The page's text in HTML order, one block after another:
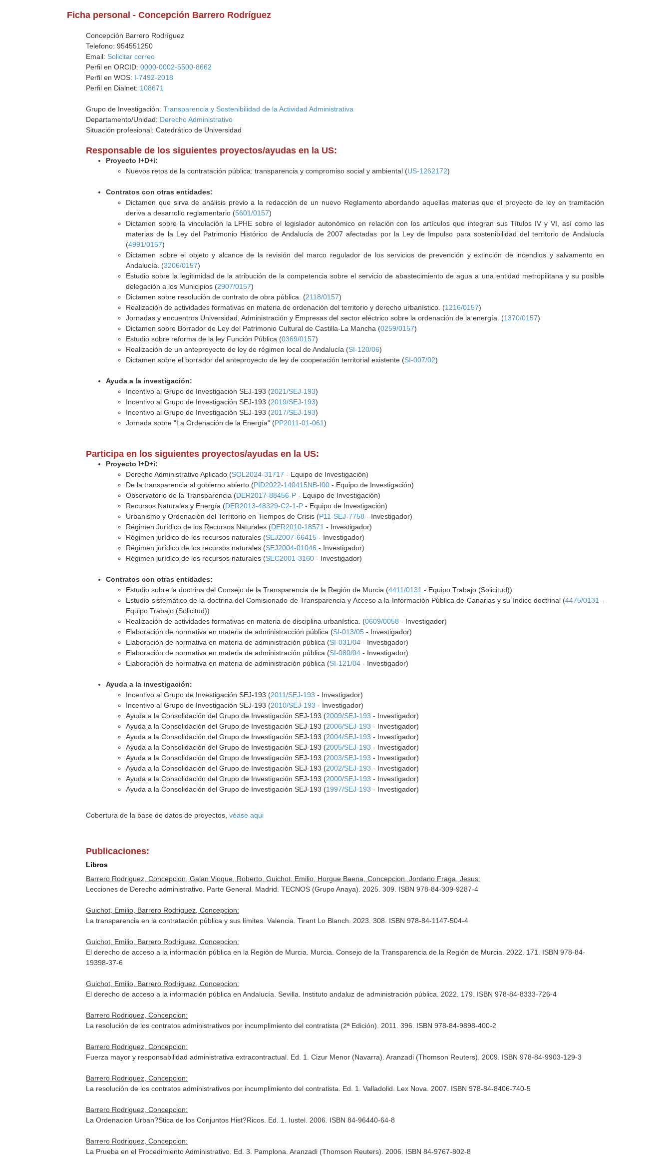
Ficha personal - Concepción Barrero Rodríguez
Concepción Barrero Rodríguez
Telefono: 954551250
Email: Solicitar correo
Perfil en ORCID:0000-0002-5500-8662
Perfil en WOS: I-7492-2018
Perfil en Dialnet: 108671
Grupo de Investigación:Transparencia y Sostenibilidad de la Actividad Administrativa
Departamento/Unidad: Derecho Administrativo
Situación profesional: Catedrático de Universidad
Responsable de los siguientes proyectos/ayudas en la US:
Proyecto I+D+i:
Nuevos retos de la contratación pública: transparencia y compromiso social y ambiental (US-1262172)
Contratos con otras entidades:
Dictamen que sirva de análisis previo a la redacción de un nuevo Reglamento abordando aquellas materias que el proyecto de ley en tramitación
deriva a desarrollo reglamentario (5601/0157)
Dictamen sobre la vinculación la LPHE sobre el legislador autonómico en relación con los artículos que integran sus Títulos IV y VI, así como las
materias de la Ley del Patrimonio Histórico de Andalucía de 2007 afectadas por la Ley de Impulso para sostenibilidad del territorio de Andalucía
(4991/0157)
Dictamen sobre el objeto y alcance de la revisión del marco regulador de los servicios de prevención y extinción de incendios y salvamento en
Andalucía. (3206/0157)
Estudio sobre la legitimidad de la atribución de la competencia sobre el servicio de abastecimiento de agua a una entidad metropilitana y su posible
delegación a los Municipios (2907/0157)
Dictamen sobre resolución de contrato de obra pública. (2118/0157)
Realización de actividades formativas en materia de ordenación del territorio y derecho urbanístico. (1216/0157)
Jornadas y encuentros Universidad, Administración y Empresas del sector eléctrico sobre la ordenación de la energía. (1370/0157)
Dictamen sobre Borrador de Ley del Patrimonio Cultural de Castilla-La Mancha (0259/0157)
Estudio sobre reforma de la ley Función Pública (0369/0157)
Realización de un anteproyecto de ley de régimen local de Andalucía (SI-120/06)
Dictamen sobre el borrador del anteproyecto de ley de cooperación territorial existente (SI-007/02)
Ayuda a la investigación:
Incentivo al Grupo de Investigación SEJ-193 (2021/SEJ-193)
Incentivo al Grupo de Investigación SEJ-193 (2019/SEJ-193)
Incentivo al Grupo de Investigación SEJ-193 (2017/SEJ-193)
Jornada sobre "La Ordenación de la Energía" (PP2011-01-061)
Participa en los siguientes proyectos/ayudas en la US:
Proyecto I+D+i:
Derecho Administrativo Aplicado (SOL2024-31717 - Equipo de Investigación)
De la transparencia al gobierno abierto (PID2022-140415NB-I00 - Equipo de Investigación)
Observatorio de la Transparencia (DER2017-88456-P - Equipo de Investigación)
Recursos Naturales y Energía (DER2013-48329-C2-1-P - Equipo de Investigación)
Urbanismo y Ordenación del Territorio en Tiempos de Crisis (P11-SEJ-7758 - Investigador)
Régimen Jurídico de los Recursos Naturales (DER2010-18571 - Investigador)
Régimen jurídico de los recursos naturales (SEJ2007-66415 - Investigador)
Régimen jurídico de los recursos naturales (SEJ2004-01046 - Investigador)
Régimen jurídico de los recursos naturales (SEC2001-3160 - Investigador)
Contratos con otras entidades:
Estudio sobre la doctrina del Consejo de la Transparencia de la Región de Murcia (4411/0131 - Equipo Trabajo (Solicitud))
Estudio sistemático de la doctrina del Comisionado de Transparencia y Acceso a la Información Pública de Canarias y su índice doctrinal (4475/0131 -
Equipo Trabajo (Solicitud))
Realización de actividades formativas en materia de disciplina urbanística. (0609/0058 - Investigador)
Elaboración de normativa en materia de administracción pública (SI-013/05 - Investigador)
Elaboración de normativa en materia de administración pública (SI-031/04 - Investigador)
Elaboración de normativa en materia de administración pública (SI-080/04 - Investigador)
Elaboración de normativa en materia de administración pública (SI-121/04 - Investigador)
Ayuda a la investigación:
Incentivo al Grupo de Investigación SEJ-193 (2011/SEJ-193 - Investigador)
Incentivo al Grupo de Investigación SEJ-193 (2010/SEJ-193 - Investigador)
Ayuda a la Consolidación del Grupo de Investigación SEJ-193 (2009/SEJ-193 - Investigador)
Ayuda a la Consolidación del Grupo de Investigación SEJ-193 (2006/SEJ-193 - Investigador)
Ayuda a la Consolidación del Grupo de Investigación SEJ-193 (2004/SEJ-193 - Investigador)
Ayuda a la Consolidación del Grupo de Investigación SEJ-193 (2005/SEJ-193 - Investigador)
Ayuda a la Consolidación del Grupo de Investigación SEJ-193 (2003/SEJ-193 - Investigador)
Ayuda a la Consolidación del Grupo de Investigación SEJ-193 (2002/SEJ-193 - Investigador)
Ayuda a la Consolidación del Grupo de Investigación SEJ-193 (2000/SEJ-193 - Investigador)
Ayuda a la Consolidación del Grupo de Investigación SEJ-193 (1997/SEJ-193 - Investigador)
Cobertura de la base de datos de proyectos,véase aqui
Publicaciones:
Libros
Barrero Rodriguez, Concepcion, Galan Vioque, Roberto, Guichot, Emilio, Horgue Baena, Concepcion, Jordano Fraga, Jesus:
Lecciones de Derecho administrativo. Parte General. Madrid. TECNOS (Grupo Anaya). 2025. 309. ISBN 978-84-309-9287-4
Guichot, Emilio, Barrero Rodriguez, Concepcion:
La transparencia en la contratación pública y sus límites. Valencia. Tirant Lo Blanch. 2023. 308. ISBN 978-84-1147-504-4
Guichot, Emilio, Barrero Rodriguez, Concepcion:
El derecho de acceso a la información pública en la Región de Murcia. Murcia. Consejo de la Transparencia de la Región de Murcia. 2022. 171. ISBN 978-84-
19398-37-6
Guichot, Emilio, Barrero Rodriguez, Concepcion:
El derecho de acceso a la información pública en Andalucía. Sevilla. Instituto andaluz de administración pública. 2022. 179. ISBN 978-84-8333-726-4
Barrero Rodriguez, Concepcion:
La resolución de los contratos administrativos por incumplimiento del contratista (2ª Edición). 2011. 396. ISBN 978-84-9898-400-2
Barrero Rodriguez, Concepcion:
Fuerza mayor y responsabilidad administrativa extracontractual. Ed. 1. Cizur Menor (Navarra). Aranzadi (Thomson Reuters). 2009. ISBN 978-84-9903-129-3
Barrero Rodriguez, Concepcion:
La resolución de los contratos administrativos por incumplimiento del contratista. Ed. 1. Valladolid. Lex Nova. 2007. ISBN 978-84-8406-740-5
Barrero Rodriguez, Concepcion:
La Ordenacion Urban?Stica de los Conjuntos Hist?Ricos. Ed. 1. Iustel. 2006. ISBN 84-96440-64-8
Barrero Rodriguez, Concepcion:
La Prueba en el Procedimiento Administrativo. Ed. 3. Pamplona. Aranzadi (Thomson Reuters). 2006. ISBN 84-9767-802-8